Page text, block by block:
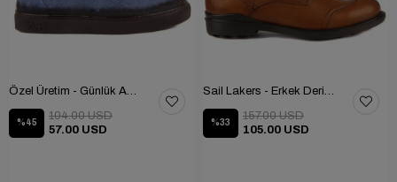
%45
57.00 USD
104.00 USD
%33
105.00 USD
157.00 USD